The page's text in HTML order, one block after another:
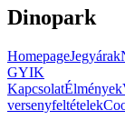
Dinopark
HomepageJegyárak
GYIK
KapcsolatÉlmények
versenyfeltételek